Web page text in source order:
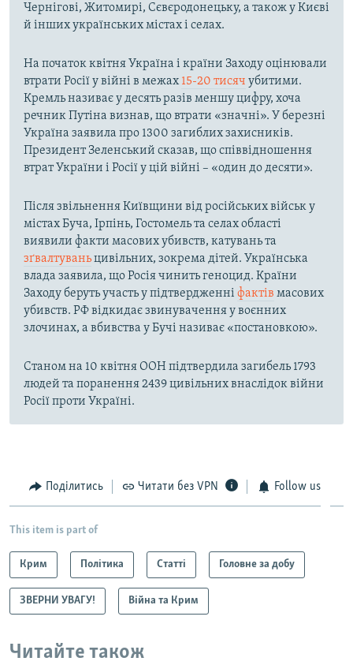
Чернігові, Житомирі, Сєвєродонецьку, а також у Києві
й інших українських містах і селах.
На початок квітня Україна і країни Заходу оцінювали
втрати Росії у війні в межах 15-20 тисяч убитими.
Кремль називає у десять разів меншу цифру, хоча
речник Путіна визнав, що втрати «значні». У березні
Україна заявила про 1300 загиблих захисників.
Президент Зеленський сказав, що співвідношення
втрат України і Росії у цій війні – «один до десяти».
Після звільнення Київщини від російських військ у
містах Буча, Ірпінь, Гостомель та селах області
виявили факти масових убивств, катувань та
зґвалтуваньцивільних, зокрема дітей. Українська
влада заявила, що Росія чинить геноцид. Країни
Заходу беруть участь у підтвердженні фактів масових
убивств. РФ відкидає звинувачення у воєнних
злочинах, а вбивства у Бучі називає «постановкою».
Станом на 10 квітня ООН підтвердила загибель 1793
людей та поранення 2439 цивільних внаслідок війни
Росії проти Україні.
Поділитись Читати без VPN Follow us
This item is part of
Крим Політика Статті Головне за добу
ЗВЕРНИ УВАГУ! Війна та Крим
Читайте також